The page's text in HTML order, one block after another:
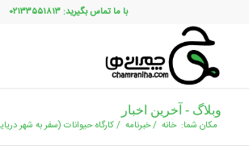
با ما تماس بگیرید: ۰۲۱۳۳۵۵۱۸۱۳
وبلاگ - آخرین اخبار
مکان شما: خانه /خبرنامه /کارگاه حیوانات (سفر به شهر